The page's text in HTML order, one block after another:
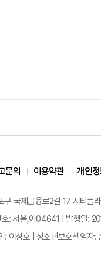
문의 이용약관 개인
구 국제금융로2길 17 시
: 서울,아04641 | 발행일:
: 이상호 | 청소년보호책임자: